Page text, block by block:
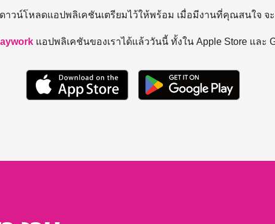
าวน์โหลดแอปพลิเคชันเตรียมไว้ให้พร้อม เมื่อมีงานที่คุณสนใจ จ
แอปพลิเคชันของเราได้แล้ววันนี้ ทั้งใน Apple Store และ